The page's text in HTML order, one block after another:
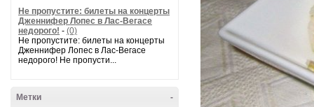
Не пропустите: билеты на концерты
Дженнифер Лопес в Лас-Вегасе
недорого! - (0)
Не пропустите: билеты на концерты
Дженнифер Лопес в Лас-Вегасе
недорого! Не пропусти...
-
Метки